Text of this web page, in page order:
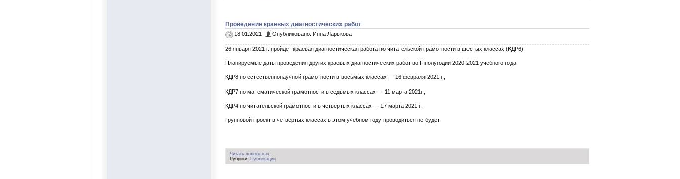
Проведение краевых диагностических работ
18.01.2021 Опубликовано: Инна Ларькова
26 января 2021 г. пройдет краевая диагностическая работа по читательской грамотности в шестых классах (КДР6).
Планируемые даты проведения других краевых диагностических работ во II полугодии 2020-2021 учебного года:
КДР8 по естественнонаучной грамотности в восьмых классах — 16 февраля 2021 г.;
КДР7 по математической грамотности в седьмых классах — 11 марта 2021г.;
КДР4 по читательской грамотности в четвертых классах — 17 марта 2021 г.
Групповой проект в четвертых классах в этом учебном году проводиться не будет.
Читать полностью
Рубрики: Публикации